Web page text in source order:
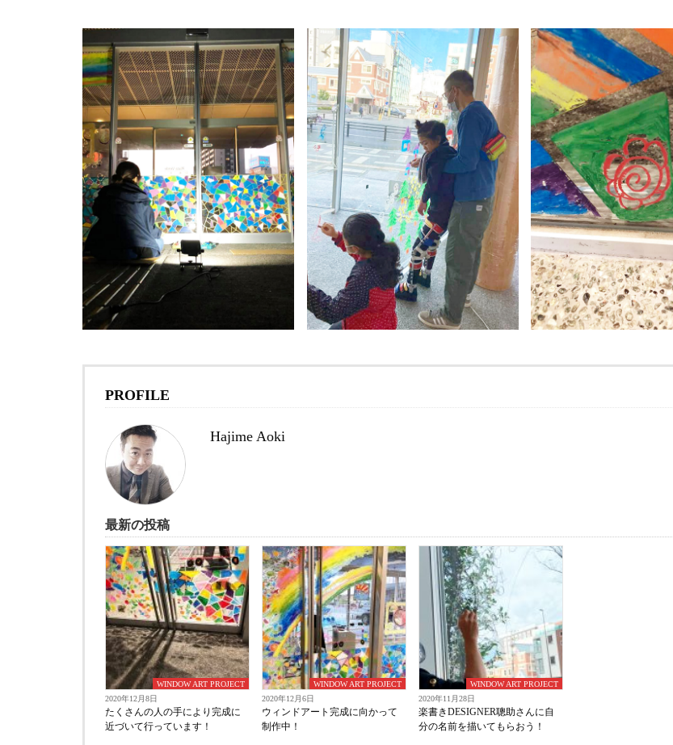
PROFILE
Hajime Aoki
最新の投稿
WINDOW ART PROJECT
2020年12月8日
たくさんの人の手により完成に
近づいて行っています！
WINDOW ART PROJECT
2020年12月6日
ウィンドアート完成に向かって
制作中！
WINDOW ART PROJECT
2020年11月28日
楽書きDESIGNER聰助さんに自
分の名前を描いてもらおう！